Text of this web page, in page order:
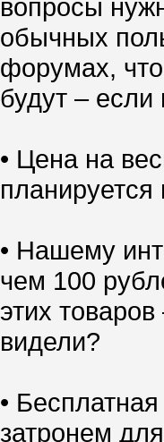
вопросы
обычных
форумах, что
будут – если
• Цена на
• Нашему
чем 100
этих
видели?
•
затронем